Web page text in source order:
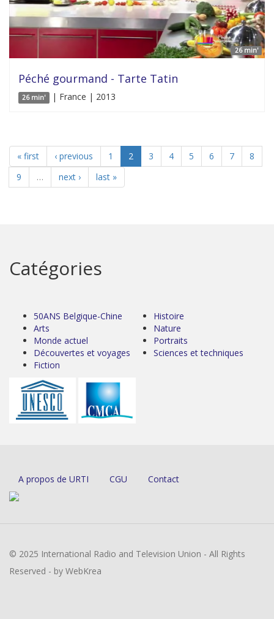
26 min'
Péché gourmand - Tarte Tatin
26 min' | France | 2013
« first ‹ previous 1 2 3 4 5 6 7
8
9
… next › last »
Catégories
50ANS Belgique-Chine
Arts
Monde actuel
Découvertes et voyages
Fiction
Histoire
Nature
Portraits
Sciences et techniques
A propos de URTI CGU Contact
© 2025 International Radio and Television Union - All Rights
Reserved - by WebKrea